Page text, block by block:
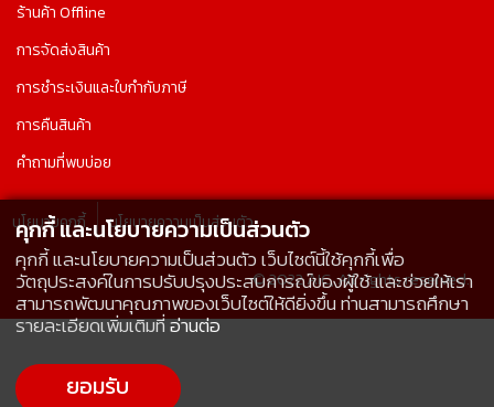
ร้านค้า Offline
การจัดส่งสินค้า
การชำระเงินและใบกำกับภาษี
การคืนสินค้า
คำถามที่พบบ่อย
นโยบายคุกกี้ นโยบายความเป็นส่วนตัว
© 2022 AIC, All rights reserved.
คุกกี้ และนโยบายความเป็นส่วนตัว
คุกกี้ และนโยบายความเป็นส่วนตัว เว็บไซต์นี้ใช้คุกกี้เพื่อ
วัตถุประสงค์ในการปรับปรุงประสบการณ์ของผู้ใช้ และช่วยให้เรา
สามารถพัฒนาคุณภาพของเว็บไซต์ให้ดียิ่งขึ้น ท่านสามารถศึกษา
รายละเอียดเพิ่มเติมที่อ่านต่อ
ยอมรับ